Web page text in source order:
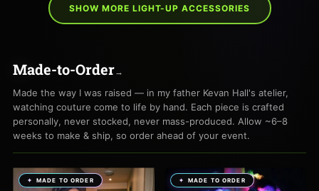
brilla
en
(NO
brilla
SHOW MORE LIGHT-UP ACCESSORIES
Made-to-Order→
Made the way I was raised — in my father Kevan Hall's atelier,
watching couture come to life by hand. Each piece is crafted
personally, never stocked, never mass-produced. Allow ~6–8
weeks to make & ship, so order ahead of your event.
MADE TO ORDER MADE TO ORDER